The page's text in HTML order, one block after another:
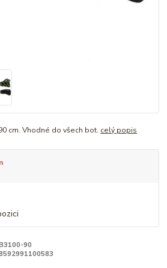
cm. Vhodné do všech bot. celý popis
90